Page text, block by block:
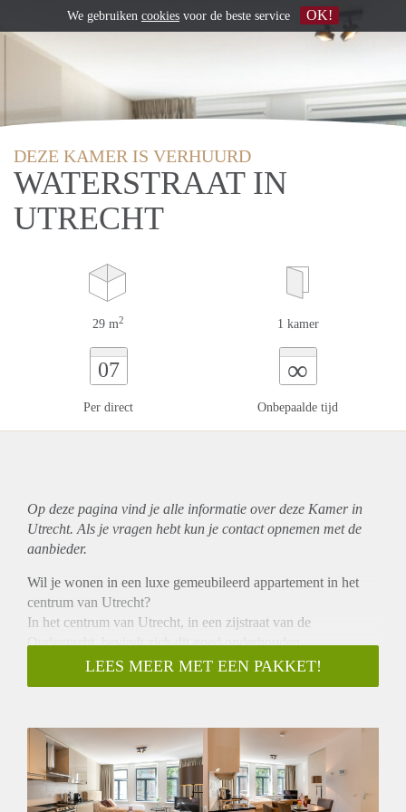
DEZE KAMER IS VERHUURD
WATERSTRAAT IN
UTRECHT
29 m2 1 kamer
07
Per direct
∞
Onbepaalde tijd
Op deze pagina vind je alle informatie over deze Kamer in
Utrecht. Als je vragen hebt kun je contact opnemen met de
aanbieder.
Wil je wonen in een luxe gemeubileerd appartement in het
centrum van Utrecht?
In het centrum van Utrecht, in een zijstraat van de
Oudegracht, bevindt zich dit goed onderhouden
gemeubileerd appartement. Het appartement is luxueus
volledig gemeubileerd en met veel oog voor details bijzonder
elektrisch kookplaat, magnetron, vaatwasser en koelkast.
Moderne badkamer met douche en toilet, dubbele beglazing,
almede prachtige pvc vloeren voorzien van vloerverwarming,
fraai afgewerkte wanden en plafonds etc. Kortom, te veel om
LEES MEER MET EEN PAKKET!
We gebruiken cookies voor de beste service OK!